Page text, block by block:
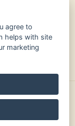
agree to
helps with site
marketing